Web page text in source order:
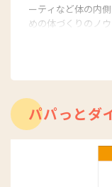
ーティなど体の内
めの体づくりのノ
もに、編集部員も
パパっとダ